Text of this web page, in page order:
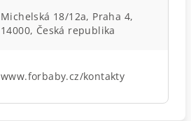
Michelská 18/12a, Praha 4,
14000, Česká republika
www.forbaby.cz/kontakty